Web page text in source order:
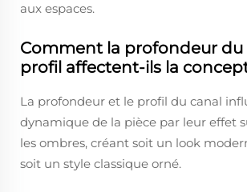
aux espaces.
Comment la profondeur du
profil affectent-ils la
La profondeur et le profil du canal
dynamique de la pièce par leur effet
les ombres, créant soit un look
soit un style classique orné.